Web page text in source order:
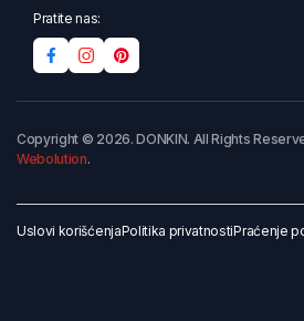
Pratite nas:
Copyright © 2026. DONKIN. All Rights
Webolution.
Uslovi korišćenjaPolitika privatnostiPraćenje